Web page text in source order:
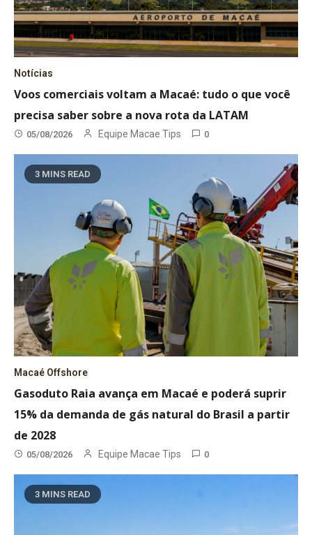
Notícias
Voos comerciais voltam a Macaé: tudo o que você
precisa saber sobre a nova rota da LATAM
05/08/2026 Equipe Macae Tips 0
3 MINS READ
Macaé Offshore
Gasoduto Raia avança em Macaé e poderá suprir
15% da demanda de gás natural do Brasil a partir
de 2028
05/08/2026 Equipe Macae Tips 0
3 MINS READ